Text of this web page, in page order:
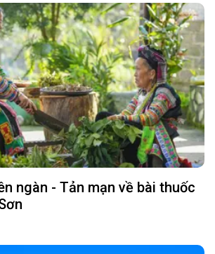
ngàn - Tản mạn về bài thuốc